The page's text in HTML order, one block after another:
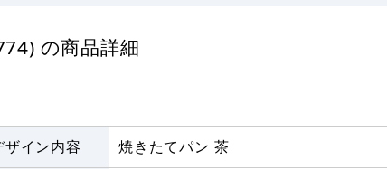
の商品詳細
ザイン内容 焼きたてパン 茶